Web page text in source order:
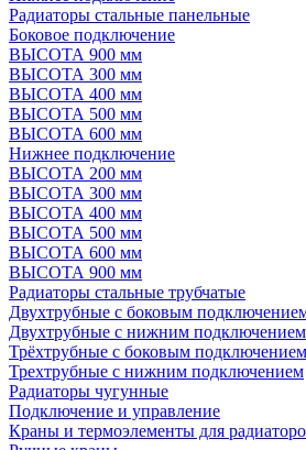
Радиаторы стальные панельные
Боковое подключение
ВЫСОТА 900 мм
ВЫСОТА 300 мм
ВЫСОТА 400 мм
ВЫСОТА 500 мм
ВЫСОТА 600 мм
Нижнее подключение
ВЫСОТА 200 мм
ВЫСОТА 300 мм
ВЫСОТА 400 мм
ВЫСОТА 500 мм
ВЫСОТА 600 мм
ВЫСОТА 900 мм
Радиаторы стальные трубчатые
Двухтрубные с боковым
Двухтрубные с нижним подключением
Трёхтрубные с боковым подключением
Трехтрубные с нижним подключением
Радиаторы чугунные
Подключение и управление
Краны и термоэлементы для